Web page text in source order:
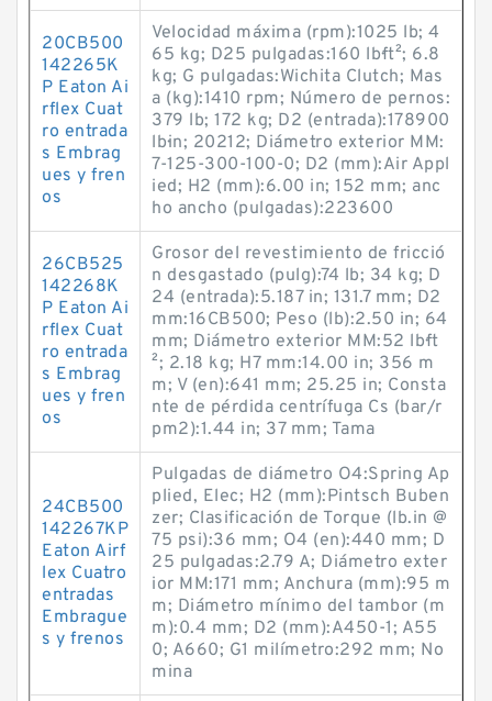
20CB500
142265K
P Eaton Ai
rflex Cuat
ro entrada
s Embrag
ues y fren
os
Velocidad máxima (rpm):1025 lb; 4
65 kg; D25 pulgadas:160 lb·ft²; 6.8
kg; G pulgadas:Wichita Clutch; Mas
a (kg):1410 rpm; Número de pernos:
379 lb; 172 kg; D2 (entrada):178900
lb·in; 20212; Diámetro exterior MM:
7-125-300-100-0; D2 (mm):Air Appl
ied; H2 (mm):6.00 in; 152 mm; anc
ho ancho (pulgadas):223600
26CB525
142268K
P Eaton Ai
rflex Cuat
ro entrada
s Embrag
ues y fren
os
Grosor del revestimiento de fricció
n desgastado (pulg):74 lb; 34 kg; D
24 (entrada):5.187 in; 131.7 mm; D2
mm:16CB500; Peso (lb):2.50 in; 64
mm; Diámetro exterior MM:52 lb·ft
²; 2.18 kg; H7 mm:14.00 in; 356 m
m; V (en):641 mm; 25.25 in; Consta
nte de pérdida centrífuga Cs (bar/r
pm2):1.44 in; 37 mm; Tama
24CB500
142267KP
Eaton Airf
lex Cuatro
entradas
Embrague
s y frenos
Pulgadas de diámetro O4:Spring Ap
plied, Elec; H2 (mm):Pintsch Buben
zer; Clasificación de Torque (lb.in @
75 psi):36 mm; O4 (en):440 mm; D
25 pulgadas:2.79 A; Diámetro exter
ior MM:171 mm; Anchura (mm):95 m
m; Diámetro mínimo del tambor (m
m):0.4 mm; D2 (mm):A450-1; A55
0; A660; G1 milímetro:292 mm; No
mina